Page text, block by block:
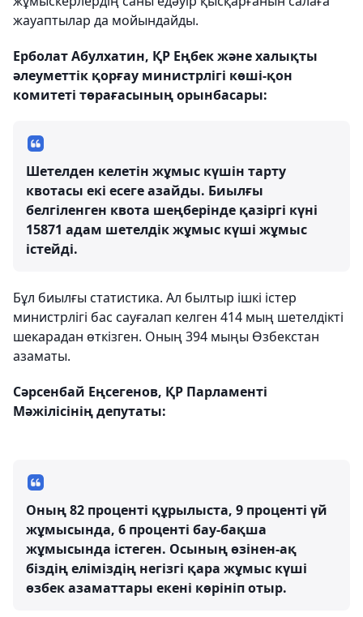
жауаптылар да мойындайды.
Ерболат Абулхатин, ҚР Еңбек және халықты
әлеуметтік қорғау министрлігі көші-қон
комитеті төрағасының орынбасары:
Шетелден келетін жұмыс күшін тарту
квотасы екі есеге азайды. Биылғы
белгіленген квота шеңберінде қазіргі күні
15871 адам шетелдік жұмыс күші жұмыс
істейді.
Бұл биылғы статистика. Ал былтыр ішкі істер
министрлігі бас сауғалап келген 414 мың шетелдікті
шекарадан өткізген. Оның 394 мыңы Өзбекстан
азаматы.
Сәрсенбай Еңсегенов, ҚР Парламенті
Мәжілісінің депутаты:
Оның 82 проценті құрылыста, 9 проценті үй
жұмысында, 6 проценті бау-бақша
жұмысында істеген. Осының өзінен-ақ
біздің еліміздің негізгі қара жұмыс күші
өзбек азаматтары екені көрініп отыр.